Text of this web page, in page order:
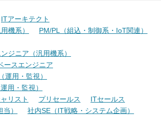
ITアーキテクト
機系）
PM/PL（組込・制御系・IoT関連）
ジニア（汎用機系）
ースエンジニア
運用・監視）
用・監視）
リスト プリセールス
ITセールス
）
社内SE（IT戦略・システム企画）